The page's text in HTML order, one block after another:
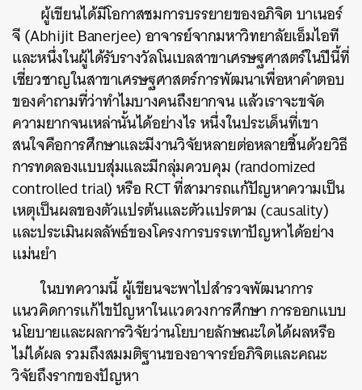
ผู้เขียนได้มีโอกาสชมการบรรยายของอภิจิต บาเนอร์
จี (Abhijit Banerjee) อาจารย์จากมหาวิทยาลัยเอ็มไอที
และหนึ่งในผู้ได้รับรางวัลโนเบลสาขาเศรษฐศาสตร์ในปีนี้ที่
เชี่ยวชาญในสาขาเศรษฐศาสตร์การพัฒนาเพื่อหาคำตอบ
ของคำถามที่ว่าทำไมบางคนถึงยากจน แล้วเราจะขจัด
ความยากจนเหล่านั้นได้อย่างไร หนึ่งในประเด็นที่เขา
สนใจคือการศึกษาและมีงานวิจัยหลายต่อหลายชิ้นด้วยวิธี
การทดลองแบบสุ่มและมีกลุ่มควบคุม (randomized
controlled trial) หรือ RCT ที่สามารถแก้ปัญหาความเป็น
เหตุเป็นผลของตัวแปรต้นและตัวแปรตาม (causality)
และประเมินผลลัพธ์ของโครงการบรรเทาปัญหาได้อย่าง
แม่นยำ
ในบทความนี้ ผู้เขียนจะพาไปสำรวจพัฒนาการ
แนวคิดการแก้ไขปัญหาในแวดวงการศึกษา การออกแบบ
นโยบายและผลการวิจัยว่านโยบายลักษณะใดได้ผลหรือ
ไม่ได้ผล รวมถึงสมมติฐานของอาจารย์อภิจิตและคณะ
วิจัยถึงรากของปัญหา